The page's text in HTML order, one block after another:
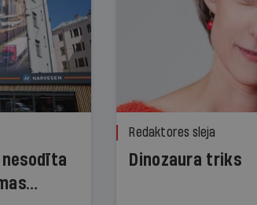
Redaktores sleja
Dinozaura triks